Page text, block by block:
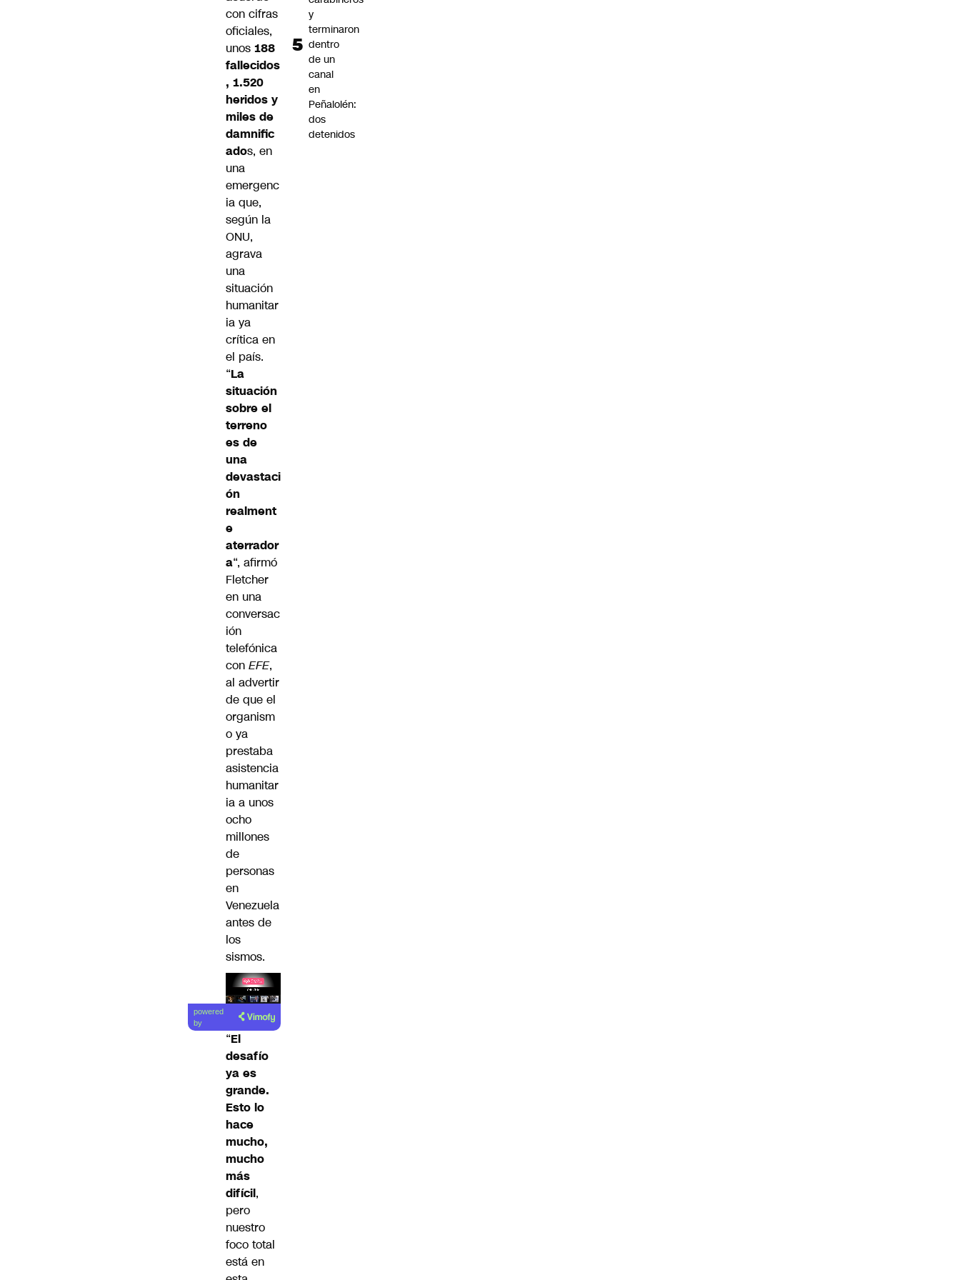
con cifras
oficiales,
unos 188
fallecidos
, 1.520
heridos y
miles de
damnific
ados, en
una
emergenc
ia que,
según la
ONU,
agrava
una
situación
humanitar
ia ya
crítica en
el país.
“La
situación
sobre el
terreno
es de
una
devastaci
ón
realment
e
aterrador
a“, afirmó
Fletcher
en una
conversac
ión
telefónica
con EFE,
al advertir
de que el
organism
o ya
prestaba
asistencia
humanitar
ia a unos
ocho
millones
de
personas
en
Venezuela
antes de
los
sismos.
Lea el
artículo
powered
by
“El
desafío
ya es
grande.
Esto lo
hace
mucho,
mucho
más
difícil,
pero
nuestro
foco total
está en
y
terminaron
dentro
de un
canal
en
Peñalolén:
dos
detenidos